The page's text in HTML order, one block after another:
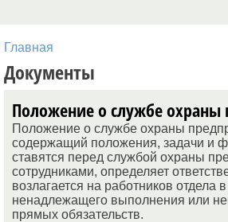
Главная
Документы
Положение о службе охраны
Положение о службе охраны
содержащий положения, задачи и
ставятся перед службой охраны
сотрудниками, определяет
возлагается на работников отдела
ненадлежащего выполнения или
прямых обязательств.